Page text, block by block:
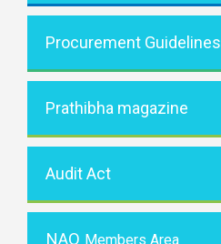
Procurement Guidelines
Prathibha magazine
Audit Act
NAO Members Area